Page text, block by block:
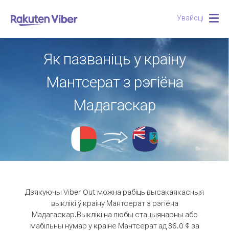
Увайсці
Як пазваніць у краіну
Мантсерат з рэгіёна
Мадагаскар
Дзякуючы Viber Out можна рабіць высакаякасныя
выклікі ў краіну Мантсерат з рэгіёна
Мадагаскар.Выклікі на любы стацыянарны або
мабільны нумар у краіне Мантсерат ад 36.0 ¢ за